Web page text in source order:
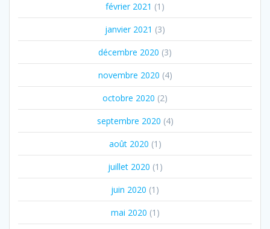
février 2021 (1)
janvier 2021 (3)
décembre 2020 (3)
novembre 2020 (4)
octobre 2020 (2)
septembre 2020 (4)
août 2020 (1)
juillet 2020 (1)
juin 2020 (1)
mai 2020 (1)